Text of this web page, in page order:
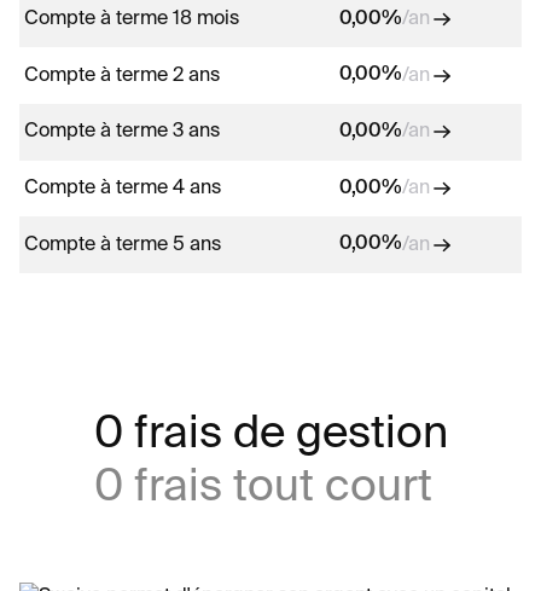
Compte à terme 18 mois 0,00%/an
Compte à terme 2 ans 0,00%/an
Compte à terme 3 ans 0,00%/an
Compte à terme 4 ans 0,00%/an
Compte à terme 5 ans 0,00%/an
0 frais de gestion
0 frais tout court